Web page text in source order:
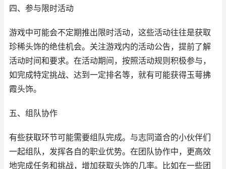
四、参与限时活动
游戏中可能会不定期推出限时活动，这些活动往往是获取
珍稀头饰的绝佳机会。关注游戏内的活动公告，提前了解
活动时间和要求。在活动期间，按照活动规则积极参与，
如完成特定挑战、达到一定排名等，就有可能获得玉萼拂
霞头饰。
五、组队协作
有些获取环节可能需要组队完成。与志同道合的小伙伴们
一起组队，发挥各自的职业优势。在团队协作中，更高效
地完成任务和挑战，增加获取头饰的几率。比如在一些团